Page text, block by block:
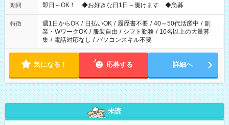
期間 即日～OK！ ◆お好きな日1日～働けます ◆急募
特徴 週1日からOK / 日払いOK / 履歴書不要 / 40～50代活躍中 / 副
業・WワークOK / 服装自由 / シフト勤務 / 10名以上の大量募
集 / 電話対応なし / パソコンスキル不要
気になる！ 応募する 詳細へ
未読